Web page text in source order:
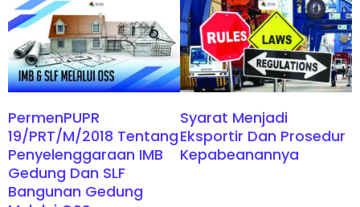
PermenPUPR
19/PRT/M/2018 Tentang
Penyelenggaraan IMB
Gedung Dan SLF
Bangunan Gedung
Syarat Menjadi
Eksportir Dan Prosedur
Kepabeanannya